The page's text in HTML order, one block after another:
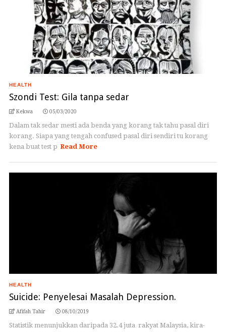
HEALTH
Szondi Test: Gila tanpa sedar
Kekwa 05/03/2020
Dalam tak sedar mesti ada benda yang korang tak tahu pasal diri
korang. Siapa yang tengah confused pasal diri sendiri tu korang
kena buat test p Read More
HEALTH
Suicide: Penyelesai Masalah Depression.
Afifah Tahir 08/10/2019
Statistik menunjukkan daripada 32.4 juta rakyat Malaysia, kira-